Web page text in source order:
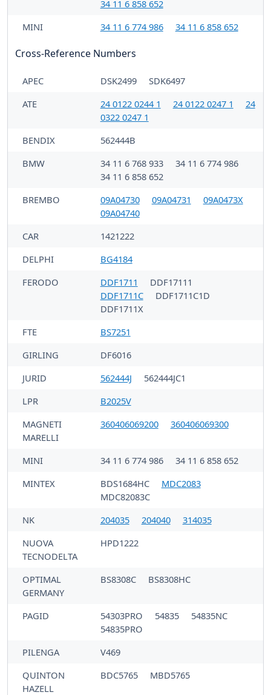
34 11 6 858 652
MINI
34 11 6 774 986 34 11 6 858 652
Cross-Reference Numbers
APEC DSK2499
SDK6497
ATE
24 0122 0244 1 24 0122 0247 1
24
0322 0247 1
BENDIX
562444B
BMW
34 11 6 768 933
34 11 6 774 986
34 11 6 858 652
BREMBO
09A04730 09A04731
09A0473X
09A04740
CAR
1421222
DELPHI
BG4184
FERODO
DDF1711
DDF17111
DDF1711C
DDF1711C1D
DDF1711X
FTE
BS7251
GIRLING
DF6016
JURID
562444J
562444JC1
LPR
B2025V
MAGNETI
MARELLI
360406069200 360406069300
MINI 34 11 6 774 986
34 11 6 858 652
MINTEX
BDS1684HC
MDC2083
MDC82083C
NK
204035 204040
314035
NUOVA
TECNODELTA
HPD1222
OPTIMAL
GERMANY
BS8308C BS8308HC
PAGID 54303PRO 54835
54835NC
54835PRO
PILENGA
V469
QUINTON
HAZELL
BDC5765 MBD5765